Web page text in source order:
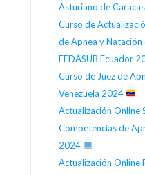
Asturiano de Caracas
Curso de
de Apnea y Natación
FEDASUB Ecuador
Curso de Juez de
Venezuela 2024
Actualización Online
Competencias de
2024
Actualización Online